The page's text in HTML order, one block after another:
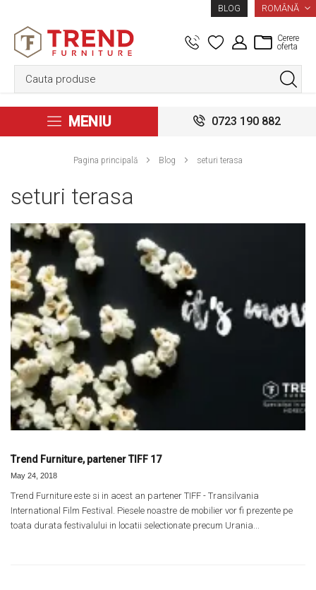
BLOG LIMBA
ROMÂNĂ
Cerere
oferta
MENIU 0723 190 882
Pagina principală Blog seturi terasa
seturi terasa
Trend Furniture, partener TIFF 17
May 24, 2018
Trend Furniture este si in acest an partener TIFF - Transilvania
International Film Festival. Piesele noastre de mobilier vor fi prezente pe
toata durata festivalului in locatii selectionate precum Urania...